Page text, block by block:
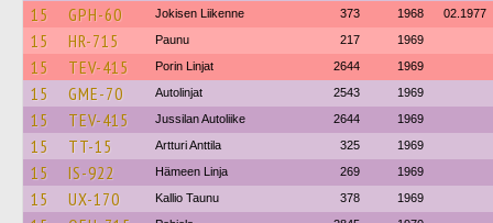
15 GPH-60 Jokisen Liikenne 373 1968 02.1977
15 HR-715 Paunu 217 1969
15 TEV-415 Porin Linjat 2644 1969
15 GME-70 Autolinjat 2543 1969
15 TEV-415 Jussilan Autoliike 2644 1969
15 TT-15 Artturi Anttila 325 1969
15 IS-922 Hämeen Linja 269 1969
15 UX-170 Kallio Taunu 378 1969